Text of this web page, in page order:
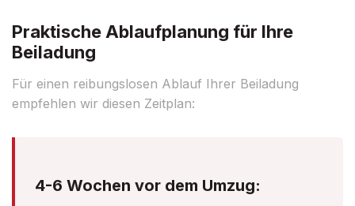
Praktische Ablaufplanung für Ihre
Beiladung
Für einen reibungslosen Ablauf Ihrer Beiladung
empfehlen wir diesen Zeitplan:
4-6 Wochen vor dem Umzug: